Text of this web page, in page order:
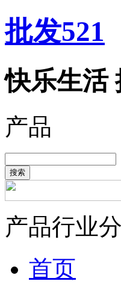
批发521
快乐生活
产品
搜索
产品行业
首页